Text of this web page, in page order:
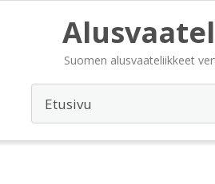
Suomen alusvaateliikkeet